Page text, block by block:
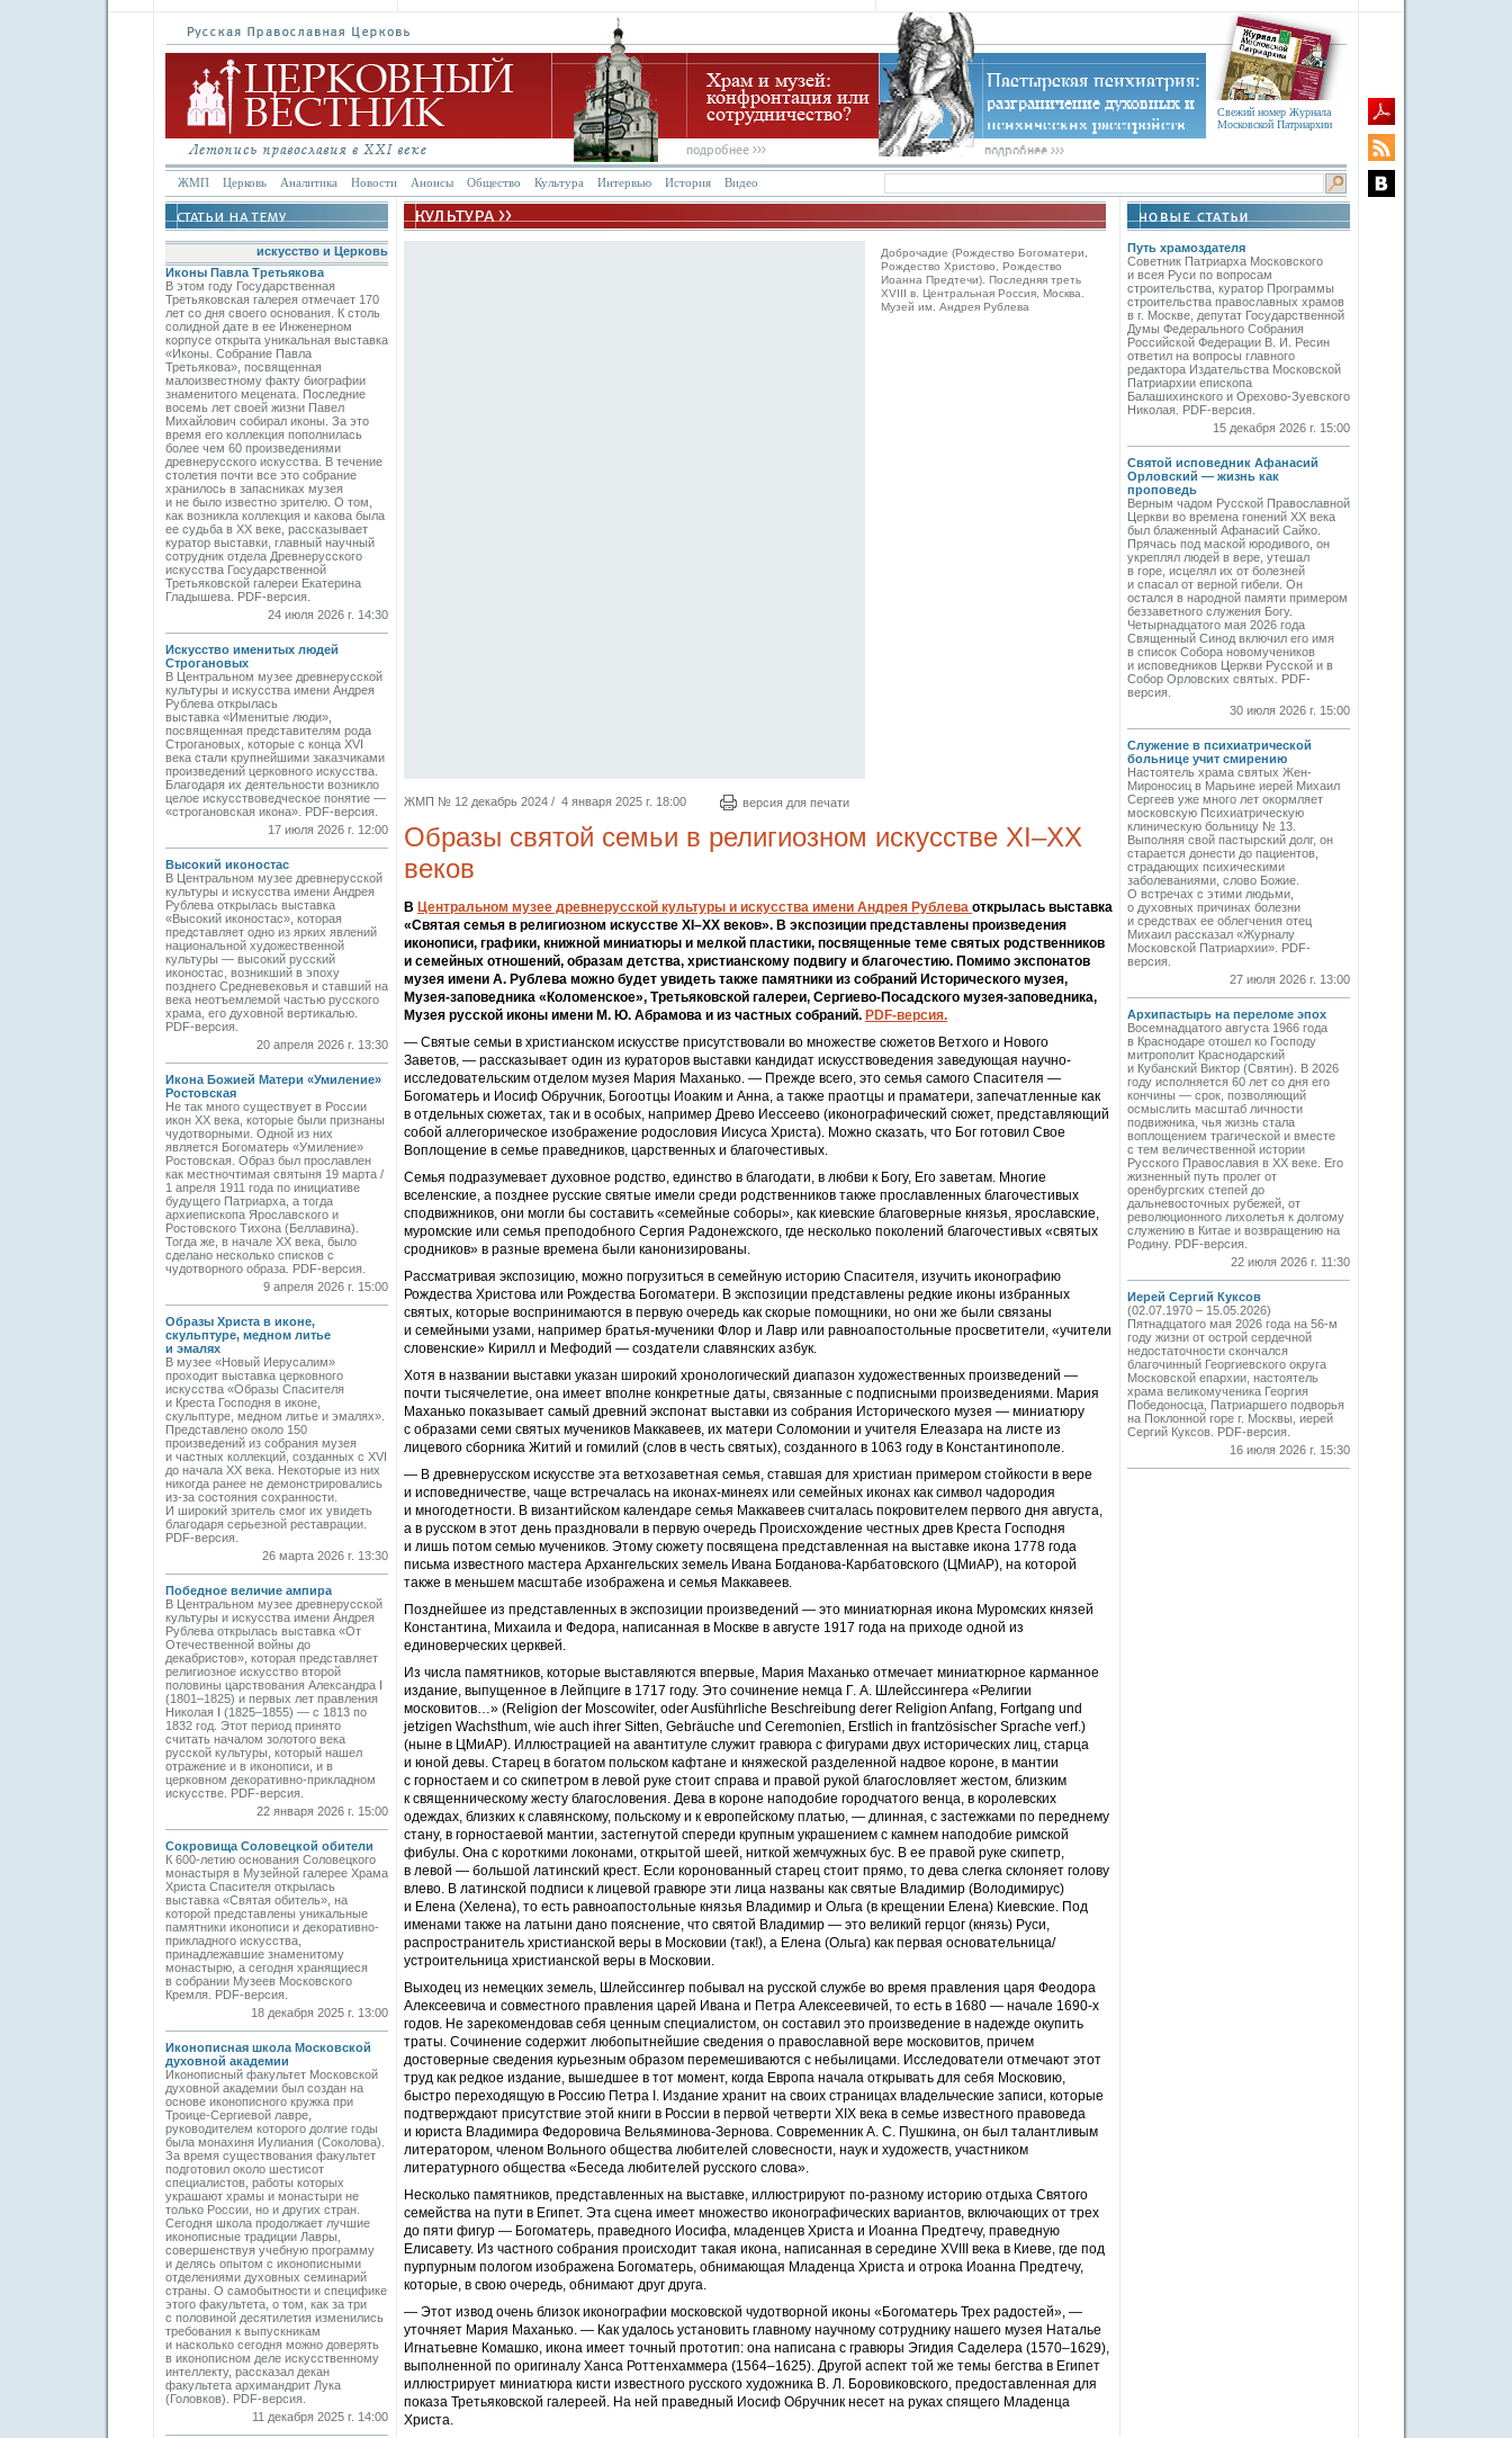
Свежий номер Журнала
Московской Патриархии
ЖМП Церковь Аналитика Новости Анонсы Общество Культура Интервью История Видео
искусство и Церковь
Иконы Павла Третьякова
В этом году Государственная
Третьяковская галерея отмечает 170
лет со дня своего основания. К столь
солидной дате в ее Инженерном
корпусе открыта уникальная выставка
«Иконы. Собрание Павла
Третьякова», посвященная
малоизвестному факту биографии
знаменитого мецената. Последние
восемь лет своей жизни Павел
Михайлович собирал иконы. За это
время его коллекция пополнилась
более чем 60 произведениями
древнерусского искусства. В течение
столетия почти все это собрание
хранилось в запасниках музея
и не было известно зрителю. О том,
как возникла коллекция и какова была
ее судьба в ХХ веке, рассказывает
куратор выставки, главный научный
сотрудник отдела Древнерусского
искусства Государственной
Третьяковской галереи Екатерина
Гладышева. PDF-версия.
24 июля 2026 г. 14:30
Искусство именитых людей
Строгановых
В Центральном музее древнерусской
культуры и искусства имени Андрея
Рублева открылась
выставка «Именитые люди»,
посвященная представителям рода
Строгановых, которые с конца XVI
века стали крупнейшими заказчиками
произведений церковного искусства.
Благодаря их деятельности возникло
целое искусствоведческое понятие —
«строгановская икона». PDF-версия.
17 июля 2026 г. 12:00
Высокий иконостас
В Центральном музее древнерусской
культуры и искусства имени Андрея
Рублева открылась выставка
«Высокий иконостас», которая
представляет одно из ярких явлений
национальной художественной
культуры — высокий русский
иконостас, возникший в эпоху
позднего Средневековья и ставший на
века неотъемлемой частью русского
храма, его духовной вертикалью.
PDF-версия.
20 апреля 2026 г. 13:30
Икона Божией Матери «Умиление»
Ростовская
Не так много существует в России
икон XX века, которые были признаны
чудотворными. Одной из них
является Богоматерь «Умиление»
Ростовская. Образ был прославлен
как местночтимая святыня 19 марта /
1 апреля 1911 года по инициативе
будущего Патриарха, а тогда
архиепископа Ярославского и
Ростовского Тихона (Беллавина).
Тогда же, в начале ХХ века, было
сделано несколько списков с
чудотворного образа. PDF-версия.
9 апреля 2026 г. 15:00
Образы Христа в иконе,
скульптуре, медном литье
и эмалях
В музее «Новый Иерусалим»
проходит выставка церковного
искусства «Образы Спасителя
и Креста Господня в иконе,
скульптуре, медном литье и эмалях».
Представлено около 150
произведений из собрания музея
и частных коллекций, созданных с XVI
до начала XX века. Некоторые из них
никогда ранее не демонстрировались
из-за состояния сохранности.
И широкий зритель смог их увидеть
благодаря серьезной реставрации.
PDF-версия.
26 марта 2026 г. 13:30
Победное величие ампира
В Центральном музее древнерусской
культуры и искусства имени Андрея
Рублева открылась выставка «От
Отечественной войны до
декабристов», которая представляет
религиозное искусство второй
половины царствования Александра I
(1801–1825) и первых лет правления
Николая I (1825–1855) — с 1813 по
1832 год. Этот период принято
считать началом золотого века
русской культуры, который нашел
отражение и в иконописи, и в
церковном декоративно-прикладном
искусстве. PDF-версия.
22 января 2026 г. 15:00
Сокровища Соловецкой обители
К 600-летию основания Соловецкого
монастыря в Музейной галерее Храма
Христа Спасителя открылась
выставка «Святая обитель», на
которой представлены уникальные
памятники иконописи и декоративно-
прикладного искусства,
принадлежавшие знаменитому
монастырю, а сегодня хранящиеся
в собрании Музеев Московского
Кремля. PDF-версия.
18 декабря 2025 г. 13:00
Иконописная школа Московской
духовной академии
Иконописный факультет Московской
духовной академии был создан на
основе иконописного кружка при
Троице-Сергиевой лавре,
руководителем которого долгие годы
была монахиня Иулиания (Соколова).
За время существования факультет
подготовил около шестисот
специалистов, работы которых
украшают храмы и монастыри не
только России, но и других стран.
Сегодня школа продолжает лучшие
иконописные традиции Лавры,
совершенствуя учебную программу
и делясь опытом с иконописными
отделениями духовных семинарий
страны. О самобытности и специфике
этого факультета, о том, как за три
с половиной десятилетия изменились
требования к выпускникам
и насколько сегодня можно доверять
в иконописном деле искусственному
интеллекту, рассказал декан
факультета архимандрит Лука
(Головков). PDF-версия.
11 декабря 2025 г. 14:00
Доброчадие (Рождество Богоматери,
Рождество Христово, Рождество
Иоанна Предтечи). Последняя треть
XVIII в. Центральная Россия, Москва.
Музей им. Андрея Рублева
ЖМП № 12 декабрь 2024 / 4 января 2025 г. 18:00 версия для печати
Образы святой семьи в религиозном искусстве ХI–ХХ
веков
В Центральном музее древнерусской культуры и искусства имени Андрея Рублева открылась выставка
«Святая семья в религиозном искусстве ХI–ХХ веков». В экспозиции представлены произведения
иконописи, графики, книжной миниатюры и мелкой пластики, посвященные теме святых родственников
и семейных отношений, образам детства, христианскому подвигу и благочестию. Помимо экспонатов
музея имени А. Рублева можно будет увидеть также памятники из собраний Исторического музея,
Музея-заповедника «Коломенское», Третьяковской галереи, ­Сергиево-Посадского музея-заповедника,
Музея русской иконы имени М. Ю. Абрамова и из частных собраний. PDF-версия.
— Святые семьи в христианском искусстве присутствовали во множестве сюжетов Ветхого и Нового
Заветов, — рассказывает один из кураторов выставки кандидат искусствоведения заведующая научно-
исследовательским отделом музея Мария Маханько. — Прежде всего, это семья самого Спасителя —
Богоматерь и Иосиф Обручник, Богоотцы Иоаким и Анна, а также праотцы и праматери, запечатленные как
в отдельных сюжетах, так и в особых, например Древо Иессеево (иконографический сюжет, представляющий
собой аллегорическое изображение родословия Иисуса Христа). Можно сказать, что Бог готовил Свое
Воплощение в семье праведников, царственных и благочестивых.
Семья подразумевает духовное родство, единство в благодати, в любви к Богу, Его заветам. Многие
вселенские, а позднее русские святые имели среди родственников также прославленных благочестивых
сподвижников, они могли бы составить «семейные соборы», как киевские благоверные князья, ярославские,
муромские или семья преподобного Сергия Радонежского, где несколько поколений благочестивых «святых
сродников» в разные времена были канонизированы.
Рассматривая экспозицию, можно погрузиться в семейную историю Спасителя, изучить иконографию
Рождества Христова или Рождества Богоматери. В экспозиции представлены редкие иконы избранных
святых, которые воспринимаются в первую очередь как скорые помощники, но они же были связаны
и семейными узами, например братья-мученики Флор и Лавр или равноапостольные просветители, «учители
словенские» Кирилл и Мефодий — создатели славянских азбук.
Хотя в названии выставки указан широкий хронологический диапазон художественных произведений —
почти тысячелетие, она имеет вполне конкретные даты, связанные с подписными произведениями. Мария
Маханько показывает самый древний экспонат выставки из собрания Исторического музея — миниатюру
с образами семи святых мучеников Маккавеев, их матери Соломонии и учителя Елеазара на листе из
лицевого сборника Житий и гомилий (слов в честь святых), созданного в 1063 году в Константинополе.
— В древнерусском искусстве эта ветхозаветная семья, ставшая для христиан примером стойкости в вере
и исповедничестве, чаще встречалась на иконах-минеях или семейных иконах как символ чадородия
и многодетности. В византийском календаре семья Маккавеев считалась покровителем первого дня августа,
а в русском в этот день праздновали в первую очередь Происхождение честных древ Креста Господня
и лишь потом семью мучеников. Этому сюжету посвящена представленная на выставке икона 1778 года
письма известного мастера Архангельских земель Ивана Богданова-Карбатовского (ЦМиАР), на которой
также в меньшем масштабе изображена и семья Маккавеев.
Позднейшее из представленных в экспозиции произведений — это миниатюрная икона Муромских князей
Константина, Михаила и Федора, написанная в Москве в августе 1917 года на приходе одной из
единоверческих церквей.
Из числа памятников, которые выставляются впервые, Мария Маханько отмечает миниатюрное карманное
издание, выпущенное в Лейпциге в 1717 году. Это сочинение немца Г. А. Шлейссингера «Религии
московитов…» (Religion der Moscowiter, oder Ausführliche Beschreibung derer Religion Anfang, Fortgang und
jetzigen Wachsthum, wie auch ihrer Sitten, Gebräuche und Ceremonien, Erstlich in frantzösischer Sprache verf.)
(ныне в ЦМиАР). Иллюстрацией на авантитуле служит гравюра с фигурами двух исторических лиц, старца
и юной девы. Старец в богатом польском кафтане и княжеской разделенной надвое короне, в мантии
с горностаем и со скипетром в левой руке стоит справа и правой рукой благословляет жестом, близким
к священническому жесту благословения. Дева в короне наподобие городчатого венца, в королевских
одеждах, близких к славянскому, польскому и к европейскому платью, — длинная, с застежками по переднему
стану, в горностаевой мантии, застегнутой спереди крупным украшением с камнем наподобие римской
фибулы. Она с короткими локонами, открытой шеей, ниткой жемчужных бус. В ее правой руке скипетр,
в левой — большой латинский крест. Если коронованный старец стоит прямо, то дева слегка склоняет голову
влево. В латинской подписи к лицевой гравюре эти лица названы как святые Владимир (Володимирус)
и Елена (Хелена), то есть равноапостольные князья Владимир и Ольга (в крещении Елена) Киевские. Под
именами также на латыни дано пояснение, что святой Владимир — это великий герцог (князь) Руси,
распространитель христианской веры в Московии (так!), а Елена (Ольга) как первая основательница/
устроительница христианской веры в Московии.
Выходец из немецких земель, Шлейссингер побывал на русской службе во время правления царя Феодора
Алексеевича и совместного правления царей Ивана и Петра Алексеевичей, то есть в 1680 — начале 1690-х
годов. Не зарекомендовав себя ценным специалистом, он составил это произведение в надежде окупить
траты. Сочинение содержит любопытнейшие сведения о православной вере московитов, причем
достоверные сведения курьезным образом перемешиваются с небылицами. Исследователи отмечают этот
труд как редкое издание, вышедшее в тот момент, когда Европа начала открывать для себя Московию,
быстро переходящую в Россию Петра I. Издание хранит на своих страницах владельческие записи, которые
подтверждают присутствие этой книги в России в первой четверти XIX века в семье известного правоведа
и юриста Владимира Федоровича Вельями­нова-Зернова. Современник А. С. Пушкина, он был талантливым
литератором, членом Вольного общества любителей словесности, наук и художеств, участником
литературного общества «Беседа любителей русского слова».
Несколько памятников, представленных на выставке, иллюстрируют по-разному историю отдыха Святого
семейства на пути в Египет. Эта сцена имеет множество иконографических вариантов, включающих от трех
до пяти фигур — Богоматерь, праведного Иосифа, младенцев Христа и Иоанна Предтечу, праведную
Елисавету. Из частного собрания происходит такая икона, написанная в середине XVIII века в Киеве, где под
пурпурным пологом изображена Богоматерь, обнимающая Младенца Христа и отрока Иоанна Предтечу,
которые, в свою очередь, обнимают друг друга.
— Этот извод очень близок иконографии московской чудотворной иконы «Богоматерь Трех радостей», —
уточняет Мария Маханько. — Как удалось установить главному научному сотруднику нашего музея Наталье
Игнатьевне Комашко, икона имеет точный прототип: она написана с гравюры Эгидия Саделера (1570–1629),
выполненной по оригиналу Ханса Роттенхаммера (1564–1625). Другой аспект той же темы бегства в Египет
иллюстрирует миниатюра кисти известного русского художника В. Л. Боровиковского, предоставленная для
показа Третьяковской галереей. На ней праведный Иосиф Обручник несет на руках спящего Младенца
Христа.
Путь храмоздателя
Советник Патриарха Московского
и всея Руси по вопросам
строительства, куратор Программы
строительства православных храмов
в г. Москве, депутат Государственной
Думы Федерального Собрания
Российской Федерации В. И. Ресин
ответил на вопросы главного
редактора Издательства Московской
Патриархии епископа
Балашихинского и Орехово-Зуевского
Николая. PDF-версия.
15 декабря 2026 г. 15:00
Святой исповедник Афанасий
Орловский — жизнь как
проповедь
Верным чадом Русской Православной
Церкви во времена гонений XX века
был блаженный Афанасий Сайко.
Прячась под маской юродивого, он
укреплял людей в вере, утешал
в горе, исцелял их от болезней
и спасал от верной гибели. Он
остался в народной памяти примером
беззаветного служения Богу.
Четырнадцатого мая 2026 года
Священный Синод включил его имя
в список Собора новомучеников
и исповедников Церкви Русской и в
Собор Орловских святых. PDF-
версия.
30 июля 2026 г. 15:00
Служение в психиатрической
больнице учит смирению
Настоятель храма святых Жен-
Мироносиц в Марьине иерей Михаил
Сергеев уже много лет окормляет
московскую Психиатрическую
клиническую больницу № 13.
Выполняя свой пастырский долг, он
старается донести до пациентов,
страдающих психическими
заболеваниями, слово Божие.
О встречах с этими людьми,
о духовных причинах болезни
и средствах ее облегчения отец
Михаил рассказал «Журналу
Московской Патриархии». PDF-
версия.
27 июля 2026 г. 13:00
Архипастырь на переломе эпох
Восемнадцатого августа 1966 года
в Краснодаре отошел ко Господу
митрополит Краснодарский
и Кубанский Виктор (Святин). В 2026
году исполняется 60 лет со дня его
кончины — срок, позволяющий
осмыслить масштаб личности
подвижника, чья жизнь стала
воплощением трагической и вместе
с тем величественной истории
Русского Православия в XX веке. Его
жизненный путь пролег от
оренбургских степей до
дальневосточных рубежей, от
революционного лихолетья к долгому
служению в Китае и возвращению на
Родину. PDF-версия.
22 июля 2026 г. 11:30
Иерей Сергий Куксов
(02.07.1970 – 15.05.2026)
Пятнадцатого мая 2026 года на 56-м
году жизни от острой сердечной
недостаточности скончался
благочинный Георгиевского округа
Московской епархии, настоятель
храма великомученика Георгия
Победоносца, Патриаршего подворья
на Поклонной горе г. Москвы, иерей
Сергий Куксов. PDF-версия.
16 июля 2026 г. 15:30